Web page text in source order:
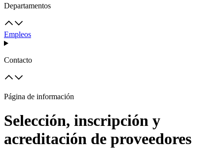
Departamentos
Empleos
Contacto
Página de información
Selección, inscripción y
acreditación de proveedores